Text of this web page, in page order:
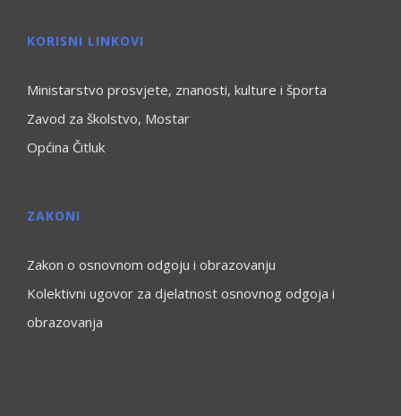
KORISNI LINKOVI
Ministarstvo prosvjete, znanosti, kulture i športa
Zavod za školstvo, Mostar
Općina Čitluk
ZAKONI
Zakon o osnovnom odgoju i obrazovanju
Kolektivni ugovor za djelatnost osnovnog odgoja i
obrazovanja